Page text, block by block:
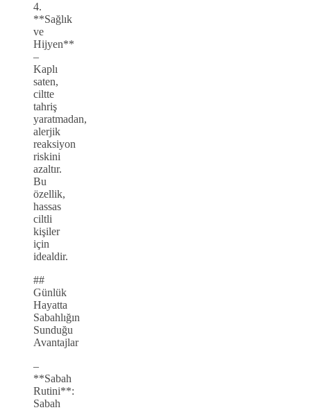
4.
**Sağlık
ve
Hijyen**
–
Kaplı
saten,
ciltte
tahriş
yaratmadan,
alerjik
reaksiyon
riskini
azaltır.
Bu
özellik,
hassas
ciltli
kişiler
için
idealdir.
##
Günlük
Hayatta
Sabahlığın
Sunduğu
Avantajlar
–
**Sabah
Rutini**:
Sabah